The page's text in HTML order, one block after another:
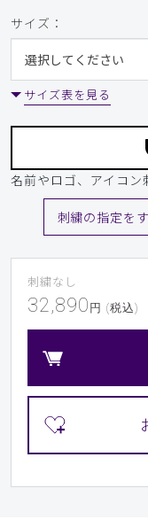
サイズ：
サイズ表を見る
名前やロゴ、アイコン
刺繍の指定を
刺繍なし
32,890 円 (税込)